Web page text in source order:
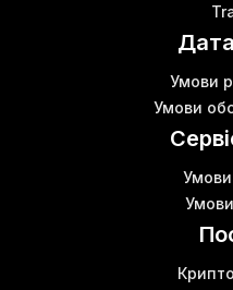
Умови
Умови
Умови